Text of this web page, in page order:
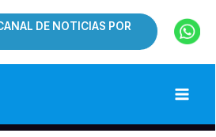
DE NOTICIAS POR